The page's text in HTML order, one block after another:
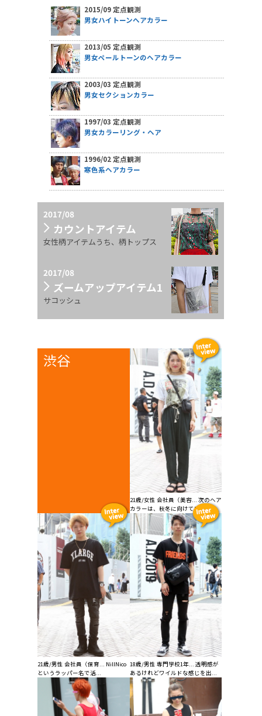
2015/09 定点観測
男女ハイトーンへアカラー
2013/05 定点観測
男女ペールトーンのヘアカラー
2003/03 定点観測
男女セクションカラー
1997/03 定点観測
男女カラーリング・ヘア
1996/02 定点観測
寒色系ヘアカラー
2017/08
カウントアイテム
女性柄アイテムうち、柄トップス
2017/08
ズームアップアイテム1
サコッシュ
渋谷
21歳/女性 会社員（美容... 次のヘア
カラーは、秋冬に向けてワイン...
21歳/男性 会社員（保育... NillNico
というラッパー名で活...
18歳/男性 専門学校1年... 透明感が
あるけれどワイルドな感じを出...